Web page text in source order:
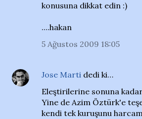
konusuna dikkat edin :)
....hakan
5 Ağustos 2009 18:05
Jose Marti dedi ki…
Eleştirilerine sonuna
Yine de Azim Öztürk'e
kendi tek kuruşunu